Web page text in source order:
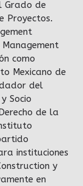
Grado de
Proyectos.
como
Mexicano de
del
Socio
de la
instituciones
y
en